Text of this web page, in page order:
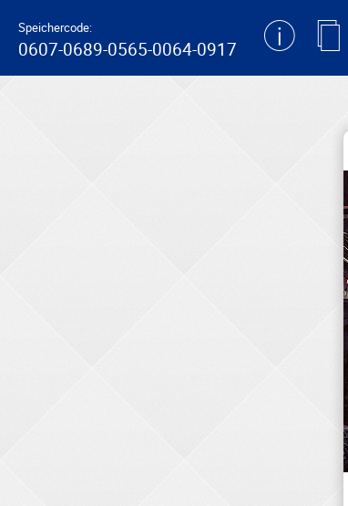
Speichercode:
0607-0689-0565-0064-0917